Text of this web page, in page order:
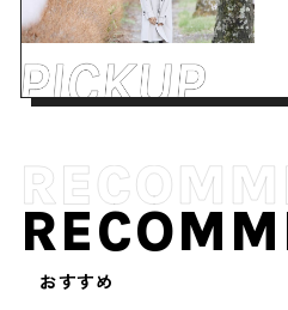
おすすめ